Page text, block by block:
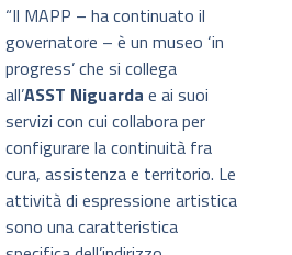
“Il MAPP – ha continuato il
governatore – è un museo ‘in
progress’ che si collega
all’ASST Niguarda e ai suoi
servizi con cui collabora per
configurare la continuità fra
cura, assistenza e territorio. Le
attività di espressione artistica
sono una caratteristica